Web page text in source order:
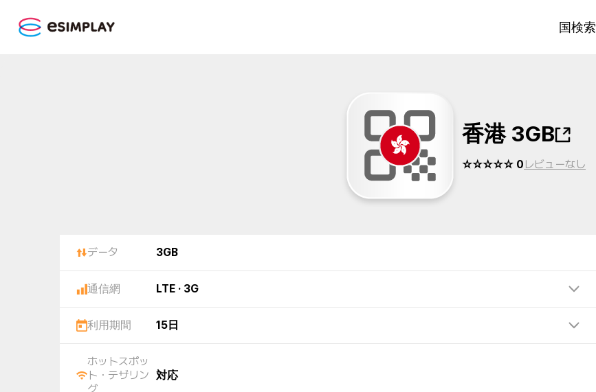
国検索
香港 3GB
☆☆☆☆☆ 0 レビューなし
データ 3GB
通信網 LTE · 3G
利用期間 15日
ホットスポッ
ト・テザリン
グ
対応